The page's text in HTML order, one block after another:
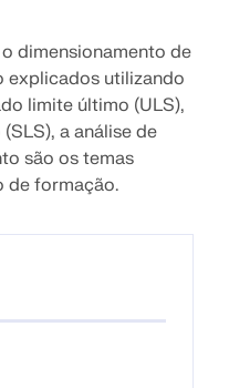
paramétrica e
API
dimensionamento de
explicados utilizando
limite último (ULS),
a análise de
são os temas
de formação.